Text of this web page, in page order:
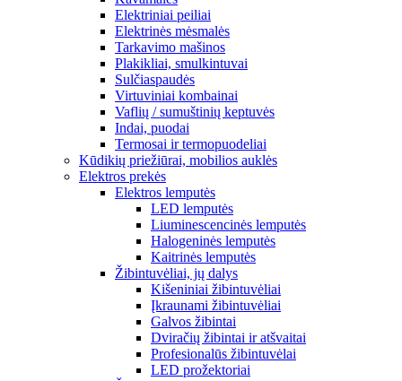
Elektriniai peiliai
Elektrinės mėsmalės
Tarkavimo mašinos
Plakikliai, smulkintuvai
Sulčiaspaudės
Virtuviniai kombainai
Vaflių / sumuštinių keptuvės
Indai, puodai
Termosai ir termopuodeliai
Kūdikių priežiūrai, mobilios auklės
Elektros prekės
Elektros lemputės
LED lemputės
Liuminescencinės lemputės
Halogeninės lemputės
Kaitrinės lemputės
Žibintuvėliai, jų dalys
Kišeniniai žibintuvėliai
Įkraunami žibintuvėliai
Galvos žibintai
Dviračių žibintai ir atšvaitai
Profesionalūs žibintuvėlai
LED prožektoriai